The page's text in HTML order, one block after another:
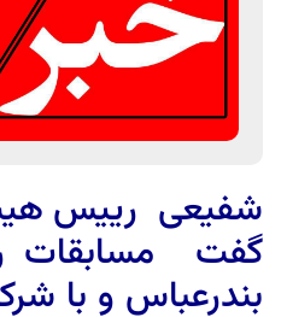
شفیعی رییس
گفت مسابقات
بندرعباس و با